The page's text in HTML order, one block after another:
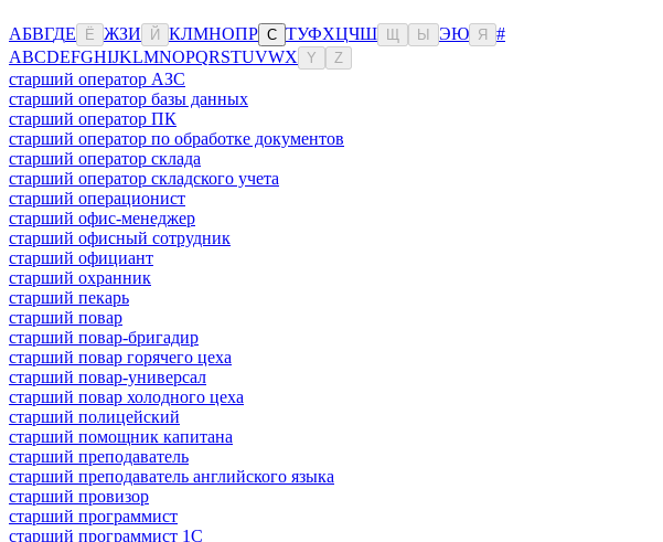
АБВГДЕ Ё ЖЗИ Й КЛМНОПР С ТУФХЦЧШ Ы ЭЮ Я
#
ABCDEFGHIJKLMNOPQRSTUVWX Y Z
старший оператор АЗС
старший оператор базы данных
старший оператор ПК
старший оператор по обработке документов
старший оператор склада
старший оператор складского учета
старший операционист
старший офис-менеджер
старший офисный сотрудник
старший официант
старший охранник
старший пекарь
старший повар
старший повар-бригадир
старший повар горячего цеха
старший повар-универсал
старший повар холодного цеха
старший полицейский
старший помощник капитана
старший преподаватель
старший преподаватель английского языка
старший провизор
старший программист
старший программист 1С